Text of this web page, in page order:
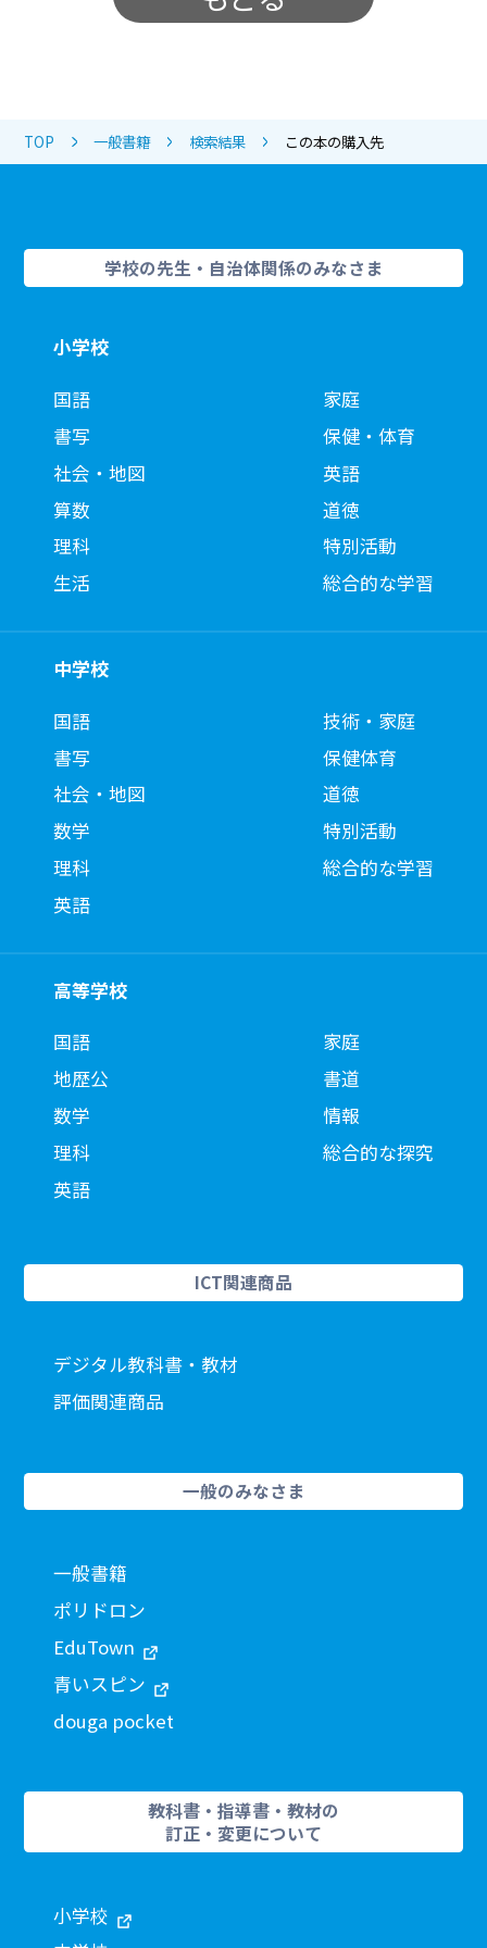
TOP 一般書籍 検索結果 この本の購入先
学校の先生・自治体関係のみなさま
小学校
国語
書写
社会・地図
算数
理科
生活
家庭
保健・体育
英語
道徳
特別活動
総合的な学習
中学校
国語
書写
社会・地図
数学
理科
英語
技術・家庭
保健体育
道徳
特別活動
総合的な学習
高等学校
国語
地歴公
数学
理科
英語
家庭
書道
情報
総合的な探究
ICT関連商品
デジタル教科書・教材
評価関連商品
一般のみなさま
一般書籍
ポリドロン
EduTown
青いスピン
douga pocket
教科書・指導書・教材の
訂正・変更について
小学校